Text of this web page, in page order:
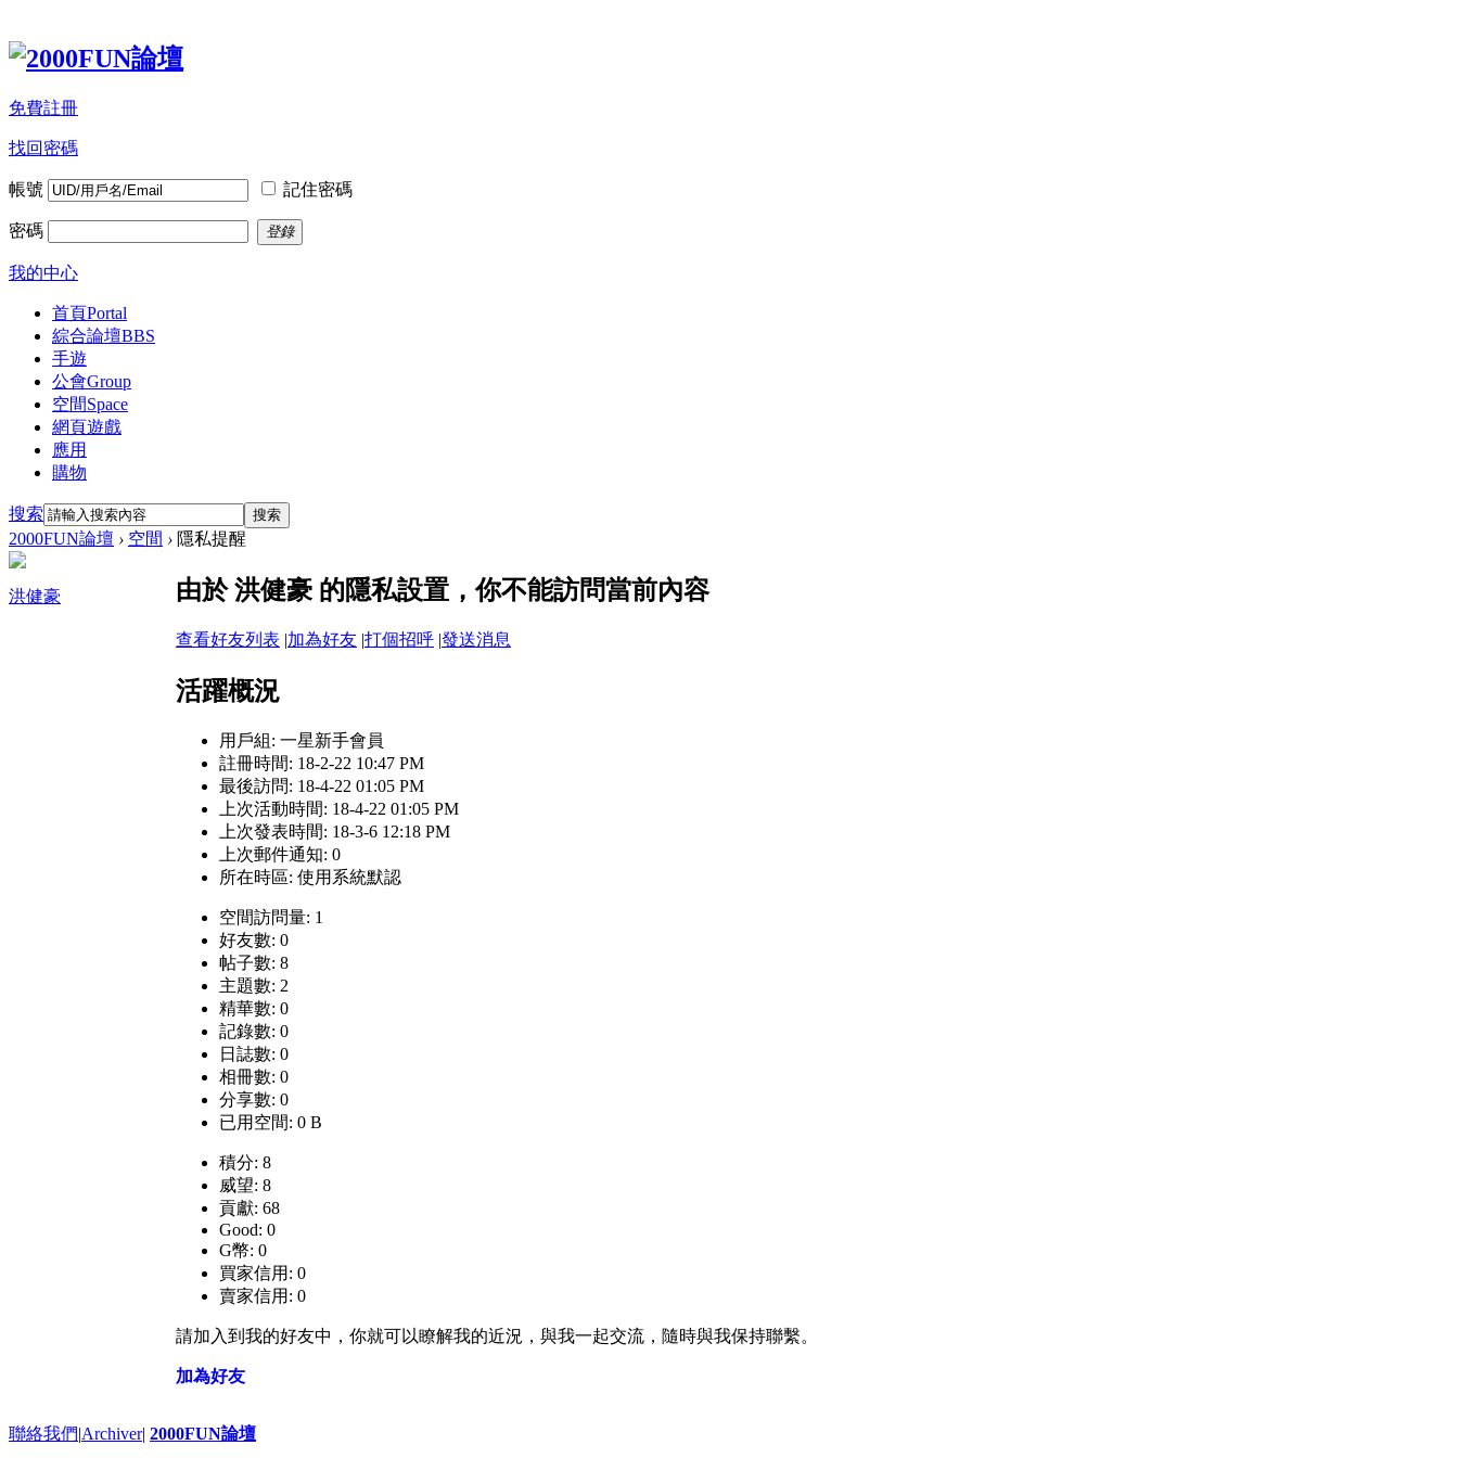
免費註冊
找回密碼
帳號 記住密碼
密碼 登錄
我的中心
首頁Portal
綜合論壇BBS
手遊
公會Group
空間Space
網頁遊戲
應用
購物
搜索 搜索
2000FUN論壇 › 空間 › 隱私提醒
洪健豪 由於 洪健豪 的隱私設置，你不能訪問當前內容
查看好友列表 |加為好友 |打個招呼 |發送消息
活躍概況
用戶組: 一星新手會員
註冊時間: 18-2-22 10:47 PM
最後訪問: 18-4-22 01:05 PM
上次活動時間: 18-4-22 01:05 PM
上次發表時間: 18-3-6 12:18 PM
上次郵件通知: 0
所在時區: 使用系統默認
空間訪問量: 1
好友數: 0
帖子數: 8
主題數: 2
精華數: 0
記錄數: 0
日誌數: 0
相冊數: 0
分享數: 0
已用空間: 0 B
積分: 8
威望: 8
貢獻: 68
Good: 0
G幣: 0
買家信用: 0
賣家信用: 0
請加入到我的好友中，你就可以瞭解我的近況，與我一起交流，隨時與我保持聯繫。
加為好友
聯絡我們|Archiver| 2000FUN論壇